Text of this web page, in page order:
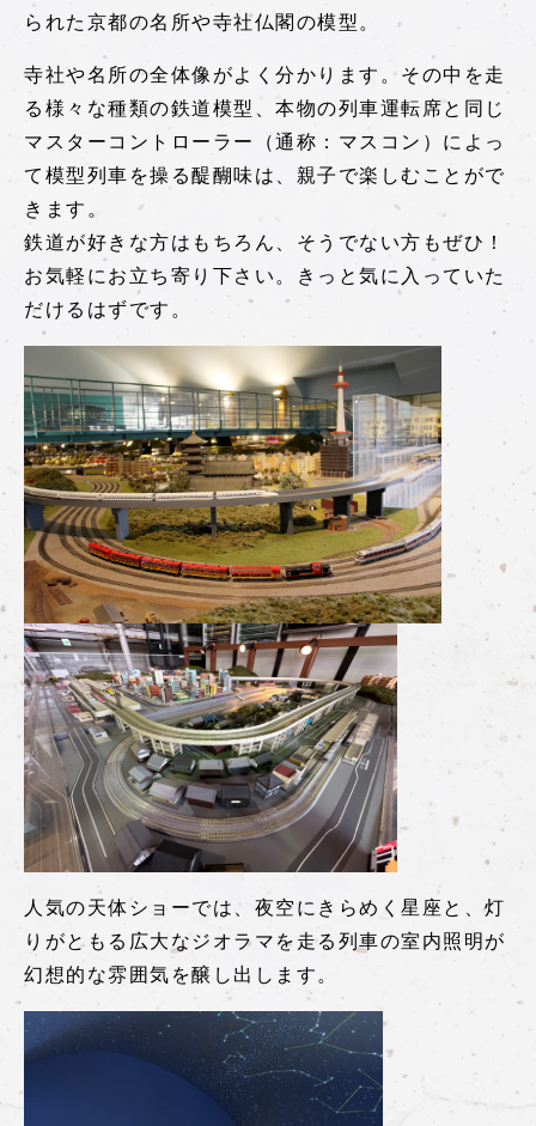
嵐山エリア
保津峡エリア
亀岡エリア
チケット予約はこちら
られた京都の名所や寺社仏閣の模型。
寺社や名所の全体像がよく分かります。その中を走
る様々な種類の鉄道模型、本物の列車運転席と同じ
マスターコントローラー（通称：マスコン）によっ
て模型列車を操る醍醐味は、親子で楽しむことがで
きます。
鉄道が好きな方はもちろん、そうでない方もぜひ！
お気軽にお立ち寄り下さい。きっと気に入っていた
だけるはずです。
人気の天体ショーでは、夜空にきらめく星座と、灯
りがともる広大なジオラマを走る列車の室内照明が
幻想的な雰囲気を醸し出します。